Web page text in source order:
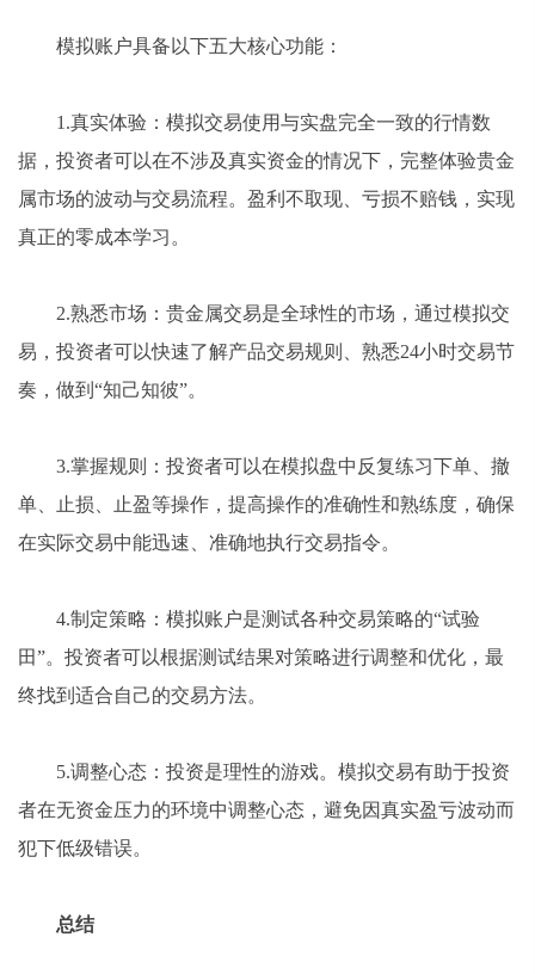
模拟账户具备以下五大核心功能：
1.真实体验：模拟交易使用与实盘完全一致的行情数
据，投资者可以在不涉及真实资金的情况下，完整体验贵金
属市场的波动与交易流程。盈利不取现、亏损不赔钱，实现
真正的零成本学习。
2.熟悉市场：贵金属交易是全球性的市场，通过模拟交
易，投资者可以快速了解产品交易规则、熟悉24小时交易节
奏，做到“知己知彼”。
3.掌握规则：投资者可以在模拟盘中反复练习下单、撤
单、止损、止盈等操作，提高操作的准确性和熟练度，确保
在实际交易中能迅速、准确地执行交易指令。
4.制定策略：模拟账户是测试各种交易策略的“试验
田”。投资者可以根据测试结果对策略进行调整和优化，最
终找到适合自己的交易方法。
5.调整心态：投资是理性的游戏。模拟交易有助于投资
者在无资金压力的环境中调整心态，避免因真实盈亏波动而
犯下低级错误。
总结